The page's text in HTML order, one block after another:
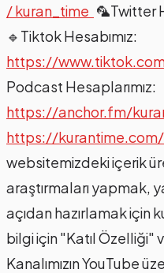
/ kuran_time 🦜Twitter
🔹Tiktok Hesabımız:
https://
Podcast Hesaplarımız:
https://anchor.fm/
https://
websitemizdeki içerik
araştırmaları yapmak,
açıdan hazırlamak için
bilgi için "Katıl Özelliği"
Kanalımızın YouTube